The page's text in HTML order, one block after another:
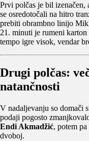
Prvi polčas je bil izenačen,
se osredotočali na hitro
prebiti obrambno linijo
21. minuti je rumeni karton
tempo igre visok, vendar
Drugi polčas:
natančnosti
V nadaljevanju so domači
podaji pogosto
Endi Akmadžić, potem
dvoboj.